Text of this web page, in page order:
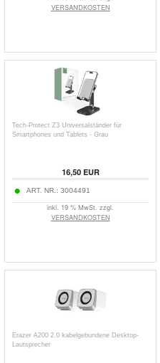
VERSANDKOSTEN
Tech-Protect Z3 Universalständer für
Smartphones und Tablets - Grau
16,50EUR
ART. NR.: 3004491
inkl. 19 % MwSt. zzgl.
VERSANDKOSTEN
Erazer A200 2.0 kabelgebundene Desktop-
Lautsprecher